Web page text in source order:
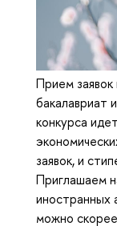
Прием
бакалавриат
конкурса
заявок, и
Приглашаем
иностранных
можно